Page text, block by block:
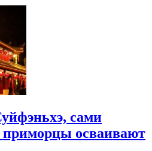
сами
осваивают